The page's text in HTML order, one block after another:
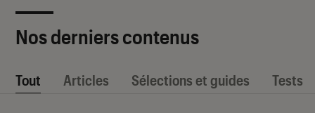
Nos derniers contenus
Tout Articles Sélections et guides Tests